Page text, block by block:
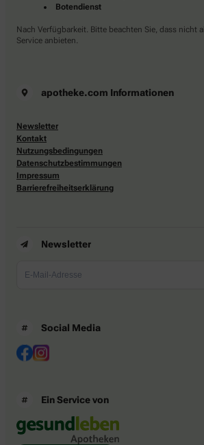
Botendienst
Nach Verfügbarkeit. Bitte beachten Sie, dass nicht
Service anbieten.
apotheke.com Informationen
Newsletter
Kontakt
Nutzungsbedingungen
Datenschutzbestimmungen
Impressum
Barrierefreiheitserklärung
Newsletter
Social Media
Ein Service von